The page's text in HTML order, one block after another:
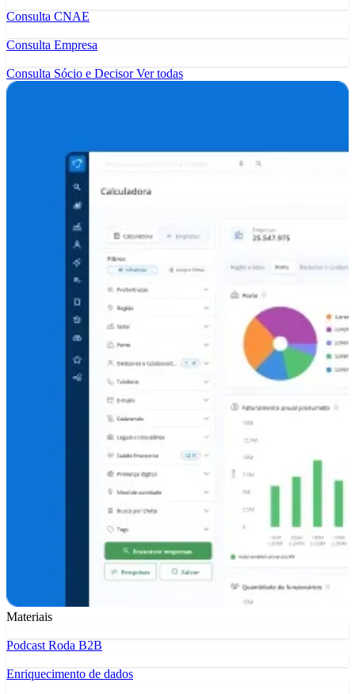
Consulta CNAE
Consulta Empresa
Consulta Sócio e DecisorVer todas
Materiais
Podcast Roda B2B
Enriquecimento de dados